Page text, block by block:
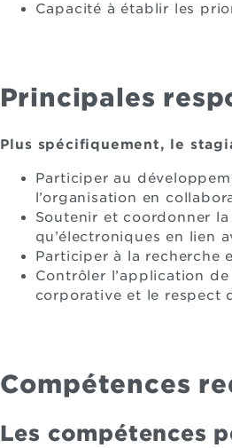
Capacité à établir les
Principales
Plus spécifiquement, le
Participer au
l’organisation en
Soutenir et coordonner
qu’électroniques en lien
Participer à la recherche
Contrôler l’application
corporative et le respect
Compétences
Les compétences